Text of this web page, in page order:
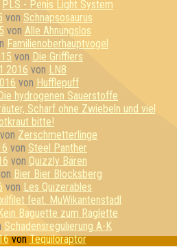
PLS - Penis Light System
von Schnapsosaurus
von Alle Ahnungslos
Familienoberhauptvogel
von Die Grifflers
von LN8
von Hufflepuff
hydrogenen Sauerstoffe
Scharf ohne Zwiebeln und viel
bitte!
von Zerschmetterlinge
von Steel Panther
von Quizzly Bären
Bier Bier Blocksberg
von Les Quizerables
feat. MuWikantenstadl
Baguette zum Raglette
Schadensregulierung A-K
vonTequiloraptor